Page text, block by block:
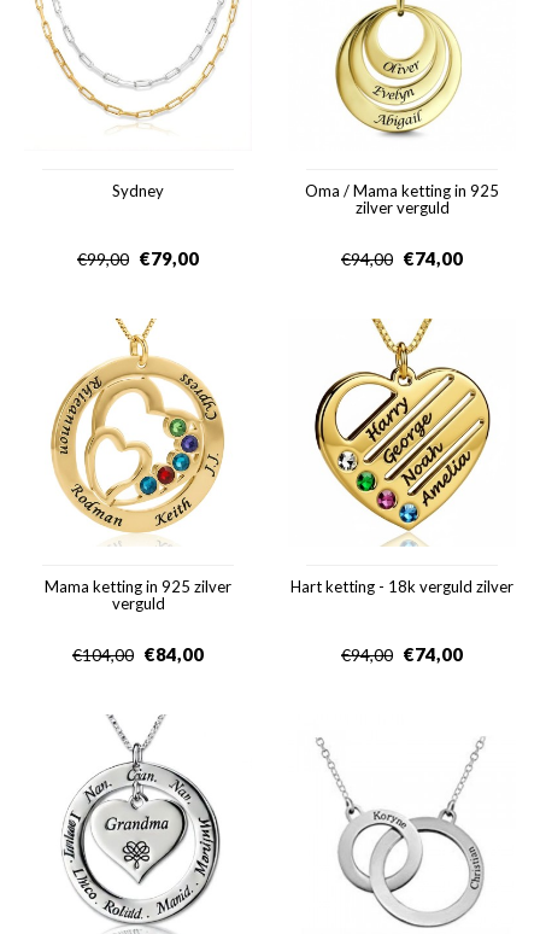
Sydney
€99,00 €79,00
Oma / Mama ketting in 925
zilver verguld
€94,00 €74,00
Mama ketting in 925 zilver
verguld
€104,00 €84,00
Hart ketting - 18k verguld zilver
€94,00 €74,00